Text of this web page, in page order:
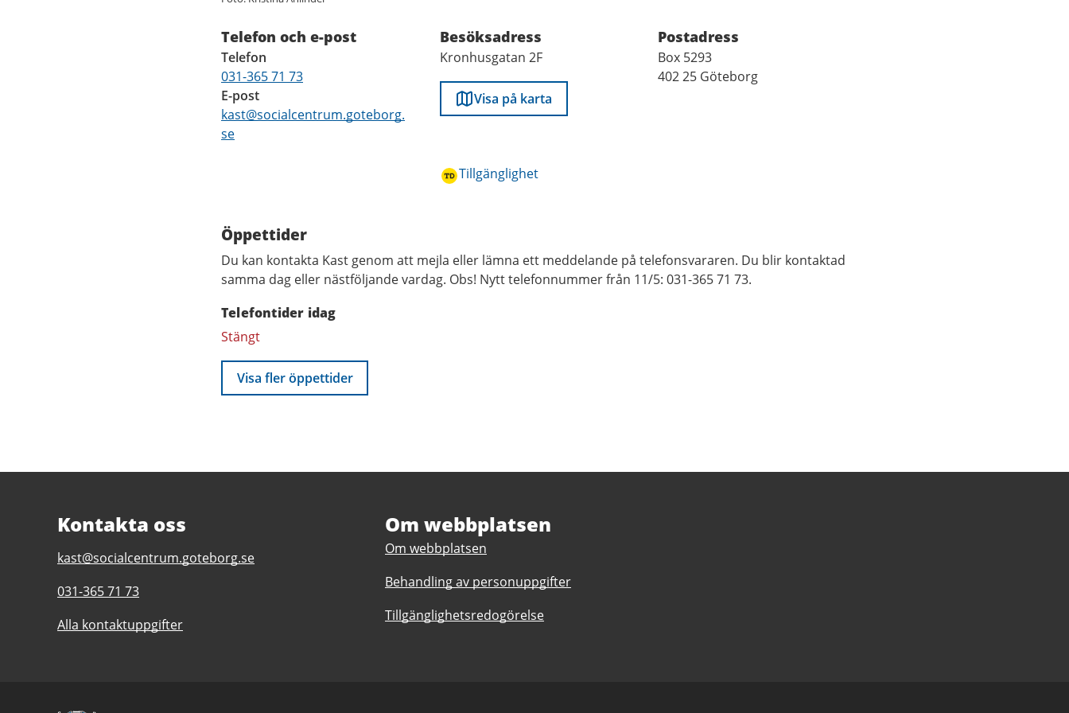
Telefon och e-post
Telefon
031-365 71 73
E-post
kast@socialcentrum.goteborg.
se
Besöksadress
Kronhusgatan 2F
Visa på karta
Tillgänglighet
Postadress
Box 5293
402 25 Göteborg
Öppettider
Du kan kontakta Kast genom att mejla eller lämna ett meddelande på telefonsvararen. Du blir kontaktad
samma dag eller nästföljande vardag. Obs! Nytt telefonnummer från 11/5: 031-365 71 73.
Telefontider idag
Stängt
Visa fler öppettider
Kontakta oss
E-
till
Kast
-
kast@socialcentrum.goteborg.se
Telefonnummer
Kast
031-365 71 73
Alla kontaktuppgifter
Om webbplatsen
Om webbplatsen
Behandling av personuppgifter
Tillgänglighetsredogörelse